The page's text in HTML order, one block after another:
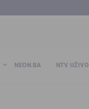
NEON.BA NTV UŽIVO